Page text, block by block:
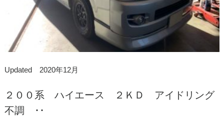
Updated 2020年12月
２００系 ハイエース ２ＫＤ アイドリング
不調 ･･